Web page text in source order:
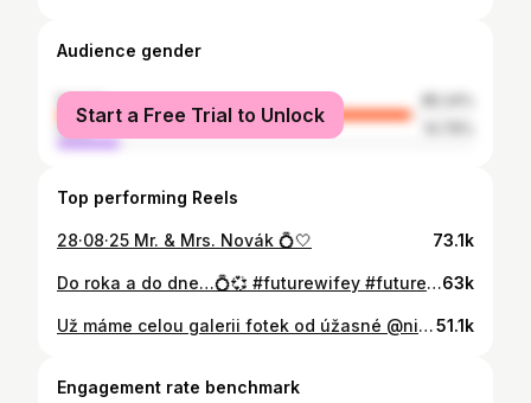
Audience gender
female
male
Start a Free Trial to Unlock
Top performing Reels
28·08·25 Mr. & Mrs. Novák 💍🤍 73.1k
Do roka a do dne…💍💞 #futurewifey #futurehubby63k
Už máme celou galerii fotek od úžasné @nikolberan a je tam tolik krásných momentek, že vás s tím ještě budeme chvíli otravovat.🤍 Bylo to tak dokonalé a ty fotky nás vrátily okamžitě zpět. Je úžasné, jak někdo dokáže zachytit ty správné momenty.✨ #justmarried51.1k
Engagement rate benchmark